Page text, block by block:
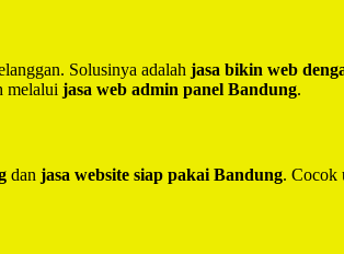
Solusinya adalah jasa bikin web
melalui jasa web admin panel Bandung.
dan jasa website siap pakai Bandung. Cocok